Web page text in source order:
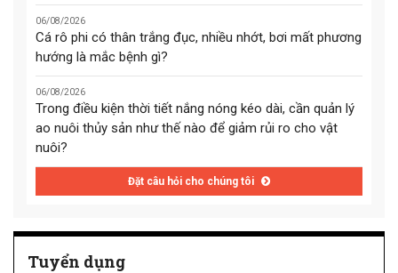
06/08/2026
Cá rô phi có thân trắng đục, nhiều nhớt, bơi mất phương
hướng là mắc bệnh gì?
06/08/2026
Trong điều kiện thời tiết nắng nóng kéo dài, cần quản lý
ao nuôi thủy sản như thế nào để giảm rủi ro cho vật
nuôi?
Đặt câu hỏi cho chúng tôi
Tuyển dụng